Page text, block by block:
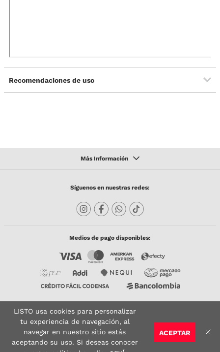
AGREGAR AL CARRITO
Recomendaciones de uso
Síguenos en nuestras redes:
Medios de pago disponibles:
Copyright © 2023 TODACO S.A.S. Listo Mundo Cerámico. All Rights Reserved. Powered
by
Sitio seguro: Vigilado por: Certificado:
ACEPTAR
LISTO usa cookies para personalizar
tu experiencia de navegación, al
navegar en nuestro sitio estás
aceptando su uso. Si deseas conocer